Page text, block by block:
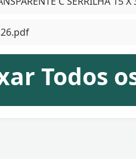
Todos